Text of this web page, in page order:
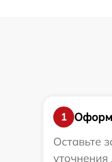
1
Оставьте